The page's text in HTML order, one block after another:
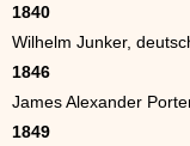
1840
Wilhelm Junker,
1846
James Alexander
1849